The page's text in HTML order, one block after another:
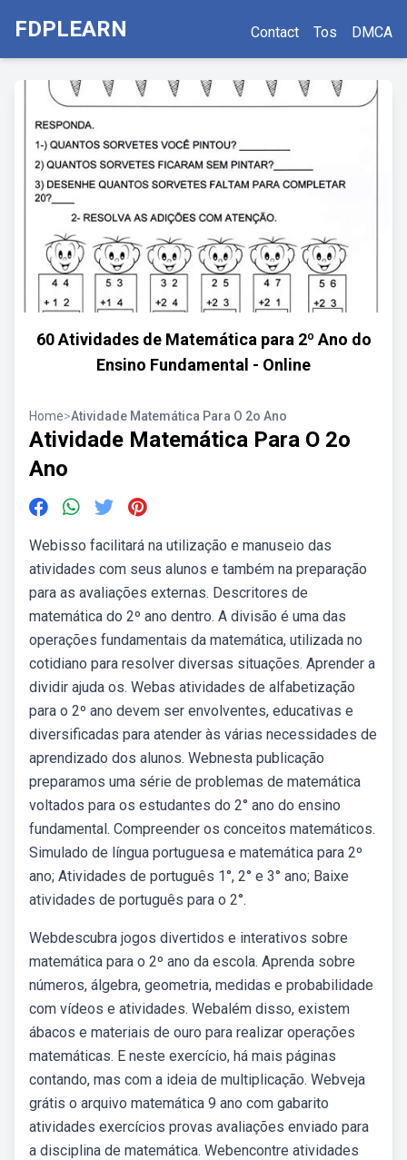
FDPLEARN Contact Tos DMCA
60 Atividades de Matemática para 2º Ano do
Ensino Fundamental - Online
Home>Atividade Matemática Para O 2o Ano
Atividade Matemática Para O 2o
Ano
Webisso facilitará na utilização e manuseio das
atividades com seus alunos e também na preparação
para as avaliações externas. Descritores de
matemática do 2º ano dentro. A divisão é uma das
operações fundamentais da matemática, utilizada no
cotidiano para resolver diversas situações. Aprender a
dividir ajuda os. Webas atividades de alfabetização
para o 2º ano devem ser envolventes, educativas e
diversificadas para atender às várias necessidades de
aprendizado dos alunos. Webnesta publicação
preparamos uma série de problemas de matemática
voltados para os estudantes do 2° ano do ensino
fundamental. Compreender os conceitos matemáticos.
Simulado de língua portuguesa e matemática para 2º
ano; Atividades de português 1°, 2° e 3° ano; Baixe
atividades de português para o 2°.
Webdescubra jogos divertidos e interativos sobre
matemática para o 2º ano da escola. Aprenda sobre
números, álgebra, geometria, medidas e probabilidade
com vídeos e atividades. Webalém disso, existem
ábacos e materiais de ouro para realizar operações
matemáticas. E neste exercício, há mais páginas
contando, mas com a ideia de multiplicação. Webveja
grátis o arquivo matemática 9 ano com gabarito
atividades exercícios provas avaliações enviado para
a disciplina de matemática. Webencontre atividades